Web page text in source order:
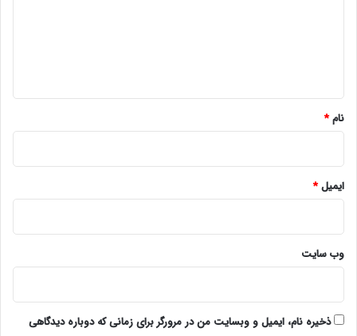
نام*
ایمیل*
وب‌ سایت
ذخیره نام، ایمیل و وبسایت من در مرورگر برای زمانی که دوباره دیدگاهی